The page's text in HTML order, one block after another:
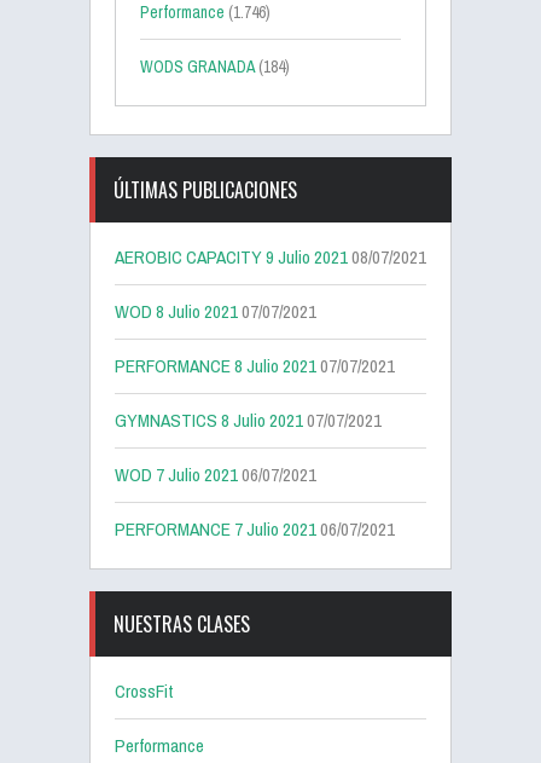
Performance (1.746)
WODS GRANADA(184)
ÚLTIMAS PUBLICACIONES
AEROBIC CAPACITY 9 Julio 202108/07/2021
WOD 8 Julio 202107/07/2021
PERFORMANCE 8 Julio 202107/07/2021
GYMNASTICS 8 Julio 202107/07/2021
WOD 7 Julio 202106/07/2021
PERFORMANCE 7 Julio 202106/07/2021
NUESTRAS CLASES
CrossFit
Performance